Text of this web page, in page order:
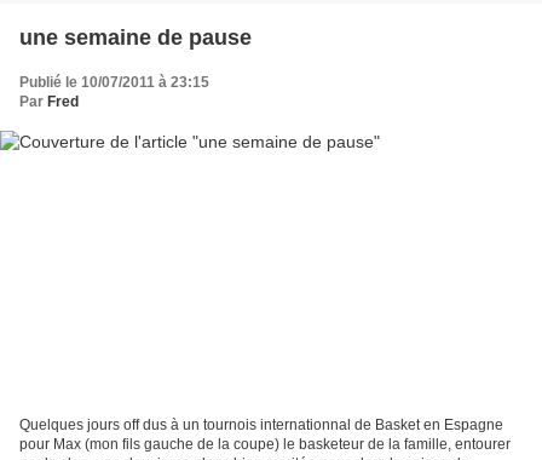
une semaine de pause
Publié le 10/07/2011 à 23:15
Par Fred
Quelques jours off dus à un tournois internationnal de Basket en Espagne
pour Max (mon fils gauche de la coupe) le basketeur de la famille, entourer